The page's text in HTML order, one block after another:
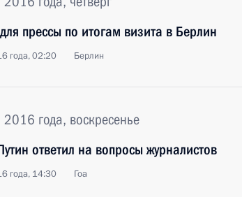
прессы по итогам визита в Берлин
года, 02:20 Берлин
2016 года, воскресенье
ответил на вопросы журналистов
года, 14:30 Гоа